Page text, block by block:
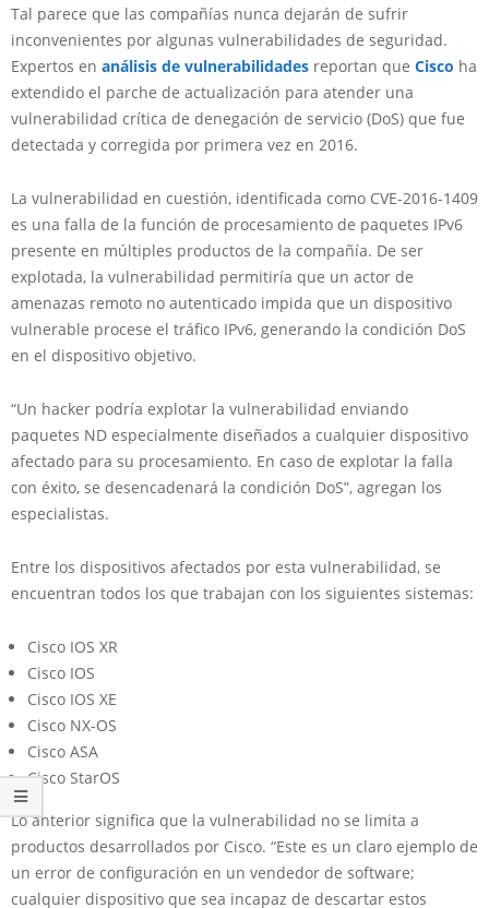
Tal parece que las compañías nunca dejarán de sufrir
inconvenientes por algunas vulnerabilidades de seguridad.
Expertos en análisis de vulnerabilidades reportan que Cisco ha
extendido el parche de actualización para atender una
vulnerabilidad crítica de denegación de servicio (DoS) que fue
detectada y corregida por primera vez en 2016.
La vulnerabilidad en cuestión, identificada como CVE-2016-1409
es una falla de la función de procesamiento de paquetes IPv6
presente en múltiples productos de la compañía. De ser
explotada, la vulnerabilidad permitiría que un actor de
amenazas remoto no autenticado impida que un dispositivo
vulnerable procese el tráfico IPv6, generando la condición DoS
en el dispositivo objetivo.
“Un hacker podría explotar la vulnerabilidad enviando
paquetes ND especialmente diseñados a cualquier dispositivo
afectado para su procesamiento. En caso de explotar la falla
con éxito, se desencadenará la condición DoS”, agregan los
especialistas.
Entre los dispositivos afectados por esta vulnerabilidad, se
encuentran todos los que trabajan con los siguientes sistemas:
Cisco IOS XR
Cisco IOS
Cisco IOS XE
Cisco NX-OS
Cisco ASA
Cisco StarOS
Lo anterior significa que la vulnerabilidad no se limita a
productos desarrollados por Cisco. “Este es un claro ejemplo de
un error de configuración en un vendedor de software;
cualquier dispositivo que sea incapaz de descartar estos